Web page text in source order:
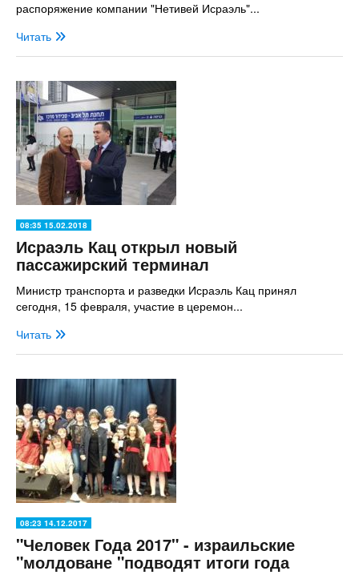
распоряжение компании "Нетивей Исраэль"...
Читать
08:35 15.02.2018
Исраэль Кац открыл новый
пассажирский терминал
Министр транспорта и разведки Исраэль Кац принял
сегодня, 15 февраля, участие в церемон...
Читать
08:23 14.12.2017
"Человек Года 2017" - израильские
"молдоване "подводят итоги года